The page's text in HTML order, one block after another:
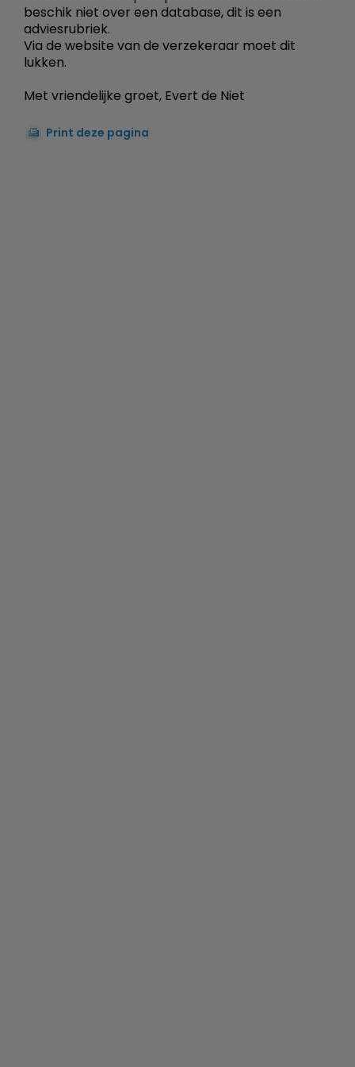
beschik niet over een database, dit is een
adviesrubriek.
Via de website van de verzekeraar moet dit
lukken.
Met vriendelijke groet, Evert de Niet
Print deze pagina